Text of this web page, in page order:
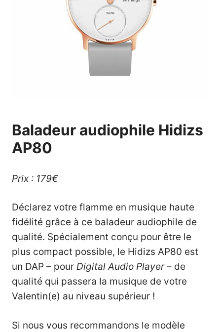
Baladeur audiophile Hidizs
AP80
Prix : 179€
Déclarez votre flamme en musique haute
fidélité grâce à ce baladeur audiophile de
qualité. Spécialement conçu pour être le
plus compact possible, le Hidizs AP80 est
un DAP – pour Digital Audio Player– de
qualité qui passera la musique de votre
Valentin(e) au niveau supérieur !
Si nous vous recommandons le modèle